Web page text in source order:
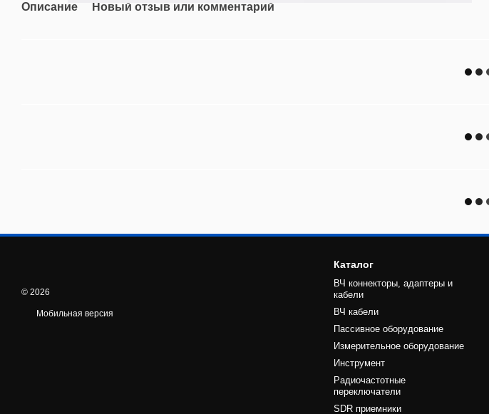
Описание Новый отзыв или комментарий
© 2026
Мобильная версия
Каталог
ВЧ коннекторы, адаптеры и
кабели
ВЧ кабели
Пассивное оборудование
Измерительное оборудование
Инструмент
Радиочастотные
переключатели
SDR приемники